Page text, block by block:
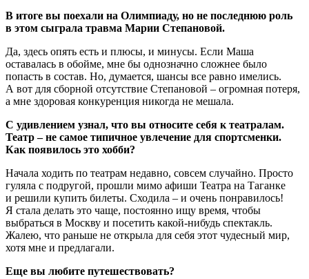
В итоге вы поехали на Олимпиаду, но не последнюю роль
в этом сыграла травма Марии Степановой.
Да, здесь опять есть и плюсы, и минусы. Если Маша
оставалась в обойме, мне бы однозначно сложнее было
попасть в состав. Но, думается, шансы все равно имелись.
А вот для сборной отсутствие Степановой – огромная потеря,
а мне здоровая конкуренция никогда не мешала.
С удивлением узнал, что вы относите себя к театралам.
Театр – не самое типичное увлечение для спортсменки.
Как появилось это хобби?
Начала ходить по театрам недавно, совсем случайно. Просто
гуляла с подругой, прошли мимо афиши Театра на Таганке
и решили купить билеты. Сходила – и очень понравилось!
Я стала делать это чаще, постоянно ищу время, чтобы
выбраться в Москву и посетить какой-нибудь спектакль.
Жалею, что раньше не открыла для себя этот чудесный мир,
хотя мне и предлагали.
Еще вы любите путешествовать?